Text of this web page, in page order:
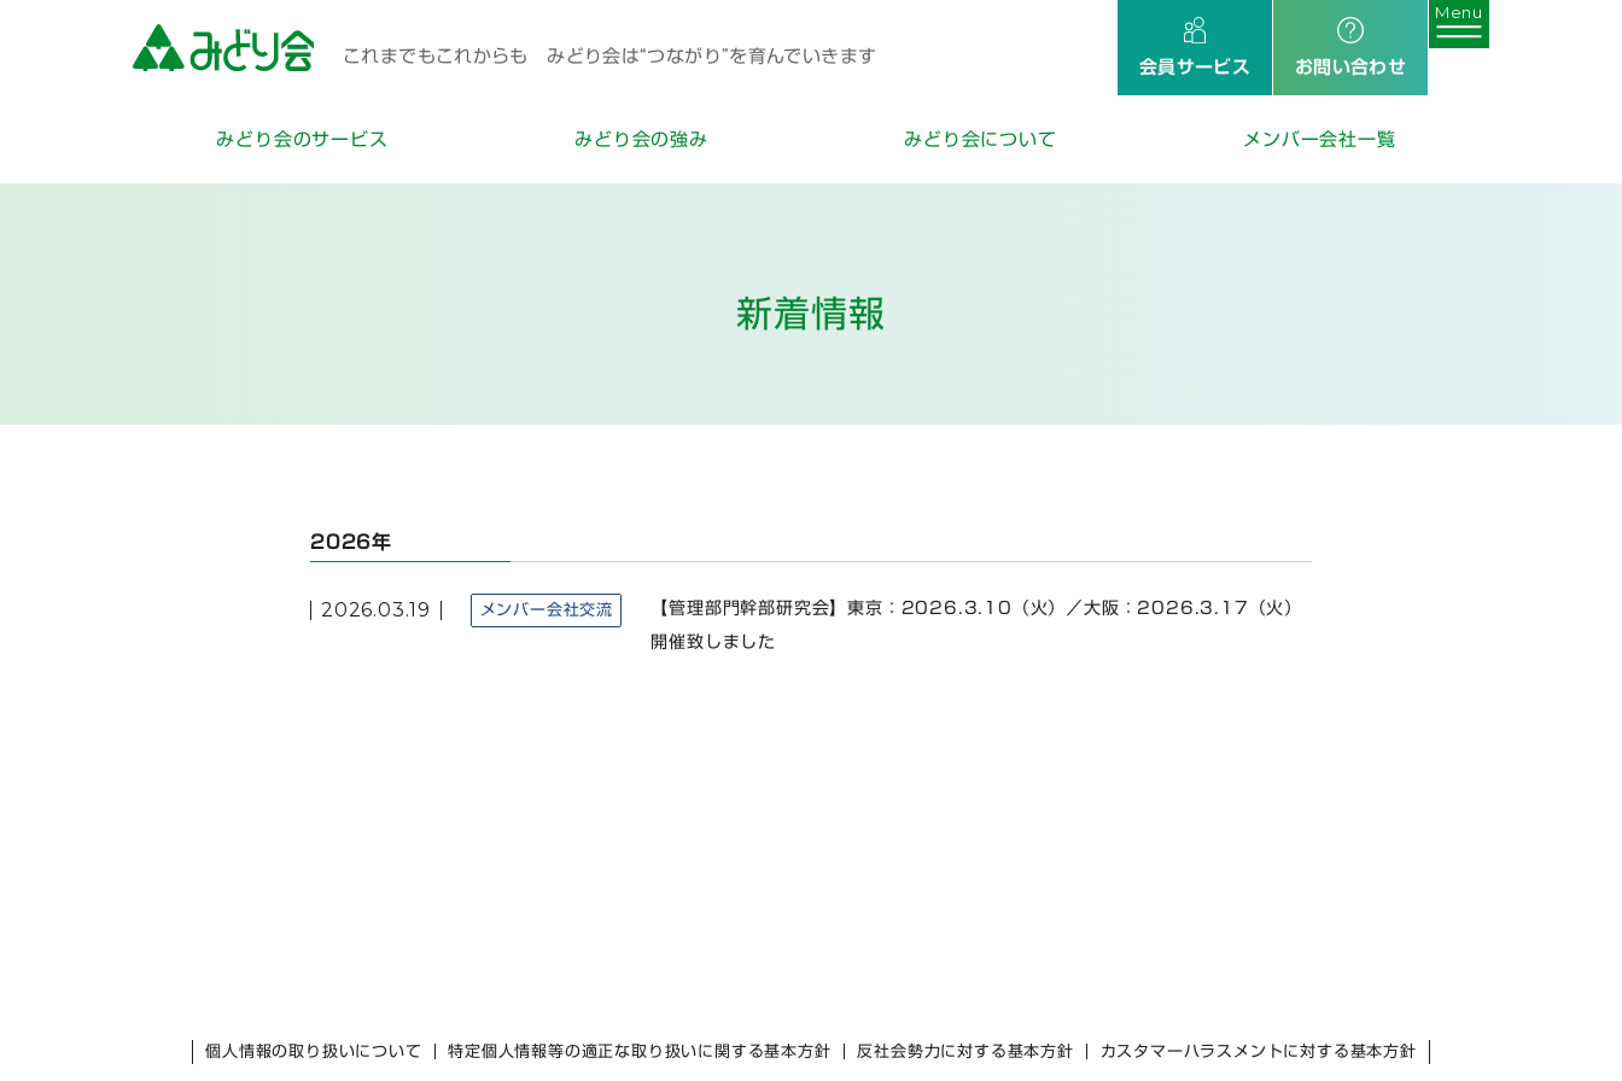
これまでもこれからも みどり会は“つながり”を育んでいきます
会員サービス お問い合わせ
みどり会のサービス みどり会の強み みどり会について メンバー会社一覧
新着情報
2026年
【管理部門幹部研究会】東京：2026.3.10（火）／大阪：2026.3.17（火）
開催致しました
2026.03.19 メンバー会社交流
個人情報の取り扱いについて 特定個人情報等の適正な取り扱いに関する基本方針 反社会勢力に対する基本方針 カスタマーハラスメントに対する基本方針